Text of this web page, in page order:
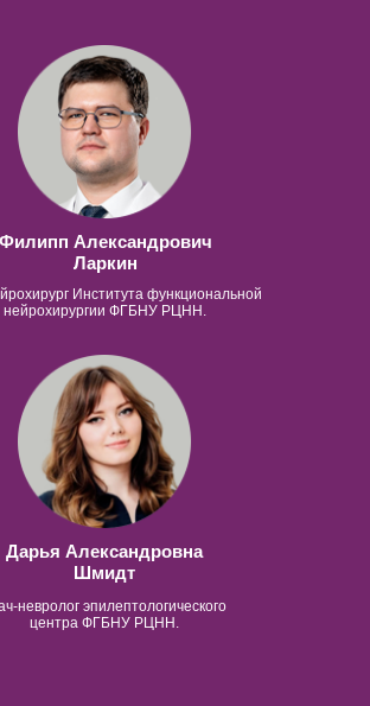
невролог эпилептологического
центра ФГБНУ РЦНН.
Дарья Александровна
Шмидт
Института функциональной
нейрохирургии ФГБНУ РЦНН.
Филипп Александрович
Ларкин